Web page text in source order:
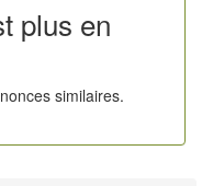
plus en
similaires.